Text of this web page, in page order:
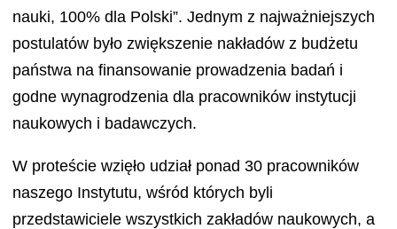
nauki, 100% dla Polski”. Jednym z najważniejszych
postulatów było zwiększenie nakładów z budżetu
państwa na finansowanie prowadzenia badań i
godne wynagrodzenia dla pracowników instytucji
naukowych i badawczych.
W proteście wzięło udział ponad 30 pracowników
naszego Instytutu, wśród których byli
przedstawiciele wszystkich zakładów naukowych, a